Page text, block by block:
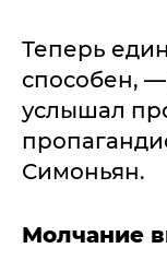
Теперь
способен, —
услышал
Симоньян.
Молчание